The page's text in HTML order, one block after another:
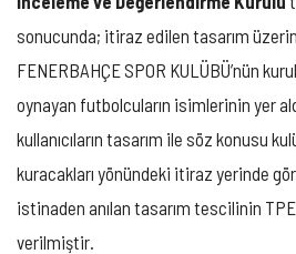
sonucunda; itiraz edilen tasarım
FENERBAHÇE SPOR KULÜBÜ’nün
oynayan futbolcuların isimlerinin yer
kullanıcıların tasarım ile söz konusu
kuracakları yönündeki itiraz yerinde
istinaden anılan tasarım tescilinin
verilmiştir.